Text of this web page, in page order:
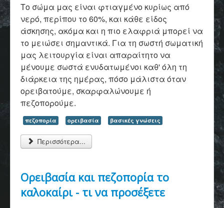
Το σώμα μας είναι φτιαγμένο κυρίως από
νερό, περίπου το 60%, και κάθε είδος
άσκησης, ακόμα και η πιο ελαφριά μπορεί να
το μειώσει σημαντικά. Για τη σωστή σωματική
μας λειτουργία είναι απαραίτητο να
μένουμε σωστά ενυδατωμένοι καθ' όλη τη
διάρκεια της ημέρας, πόσο μάλιστα όταν
ορειβατούμε, σκαρφαλώνουμε ή
πεζοπορούμε.
πεζοπορία ορειβασία βασικές γνώσεις
Περισσότερα...
Ορειβασία και πεζοπορία το
καλοκαίρι - τι να προσέξετε